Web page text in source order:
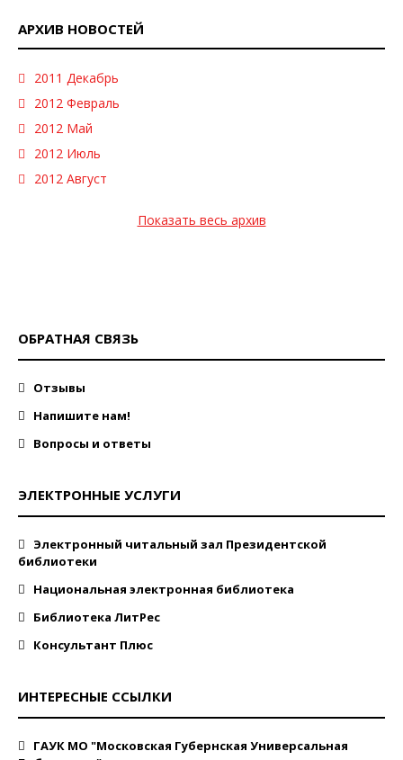
АРХИВ НОВОСТЕЙ
2011 Декабрь
2012 Февраль
2012 Май
2012 Июль
2012 Август
Показать весь архив
ОБРАТНАЯ СВЯЗЬ
Отзывы
Напишите нам!
Вопросы и ответы
ЭЛЕКТРОННЫЕ УСЛУГИ
Электронный читальный зал Президентской
библиотеки
Национальная электронная библиотека
Библиотека ЛитРес
Консультант Плюс
ИНТЕРЕСНЫЕ ССЫЛКИ
ГАУК МО "Московская Губернская Универсальная